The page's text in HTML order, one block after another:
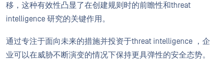
移，这种有效性凸显了在创建规则时的前瞻性和threat
intelligence 研究的关键作用。
通过专注于面向未来的措施并投资于threat intelligence ，企
业可以在威胁不断演变的情况下保持更具弹性的安全态势。